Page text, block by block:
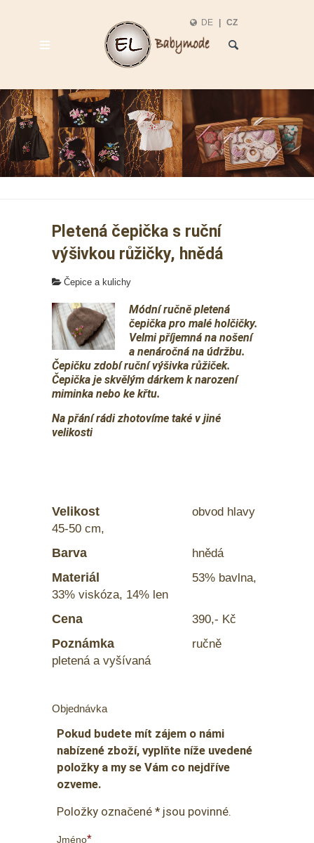
DE | CZ
Pletená čepička s ruční
výšivkou růžičky, hnědá
Čepice a kulichy
Módní ručně pletená
čepička pro malé holčičky.
Velmi příjemná na nošení
a nenáročná na údržbu.
Čepičku zdobí ruční výšivka růžiček.
Čepička je skvělým dárkem k narození
miminka nebo ke křtu.
Na přání rádi zhotovíme také v jiné
velikosti
Velikost
obvod hlavy
45-50 cm,
Barva hnědá
Materiál 53% bavlna,
33% viskóza, 14% len
Cena 390,- Kč
Poznámka
ručně
pletená a vyšívaná
Objednávka
Pokud budete mít zájem o námi
nabízené zboží, vyplňte níže uvedené
položky a my se Vám co nejdříve
ozveme.
Položky označené * jsou povinné.
Jméno*